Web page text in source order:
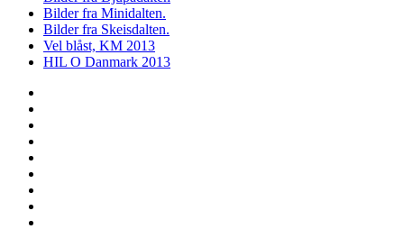
Bilder fra Minidalten.
Bilder fra Skeisdalten.
Vel blåst, KM 2013
HIL O Danmark 2013